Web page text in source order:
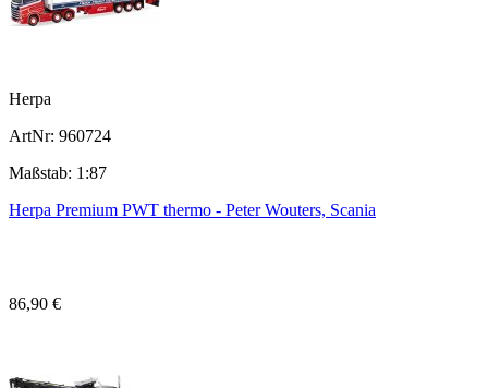
Herpa
ArtNr: 960724
Maßstab: 1:87
Herpa Premium PWT thermo - Peter Wouters, Scania
86,90 €